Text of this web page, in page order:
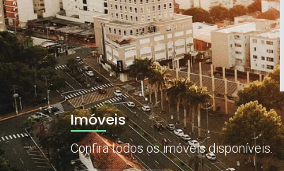
Imóveis
Confira todos os imóveis disponíveis.